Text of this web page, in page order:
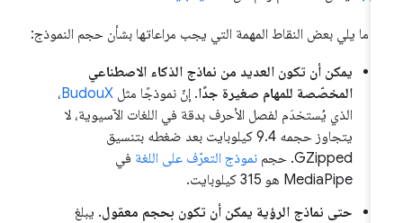
ما يلي بعض النقاط المهمة التي يجب مراعاتها بشأن حجم النموذج:
يمكن أن تكون العديد من نماذج الذكاء الاصطناعي
المخصّصة للمهام صغيرة جدًا . إنّ نموذجًا مثلBudouX،
الذي يُستخدَم لفصل الأحرف بدقة في اللغات الآسيوية، لا
يتجاوز حجمه 9.4 كيلوبايت بعد ضغطه بتنسيق
GZipped. حجم
نموذج التعرّف على اللغةفي
MediaPipe هو 315 كيلوبايت.
حتى نماذج الرؤية يمكن أن تكون بحجم معقول. يبلغ